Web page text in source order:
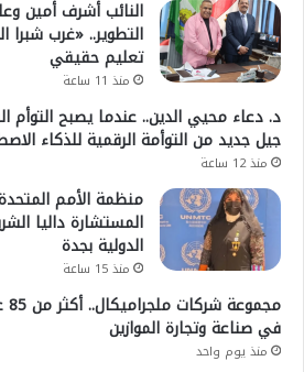
النائب أشرف أمين
التطوير.. «غرب شبرا
تعليم حقيقي
منذ 11 ساعة
د. دعاء محيي الدين.. عندما يصبح التوأم
جيل جديد من التوأمة الرقمية للذكاء
منذ 12 ساعة
منظمة الأمم المتحدة
المستشارة داليا
الدولية بجدة
منذ 15 ساعة
في صناعة وتجارة الموازين
منذ يوم واحد